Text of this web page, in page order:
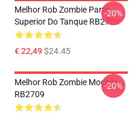
Melhor Rob Zombie Parte
Superior Do Tanque RB2709
€ 22,49$24.45
-20%
Melhor Rob Zombie Mochila
RB2709
-20%